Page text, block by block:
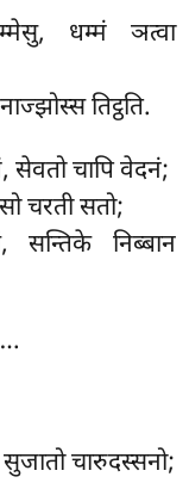
धम्मं ञत्वा
तिट्ठति.
सेवतो चापि वेदनं;
चरती सतो;
निब्बान
चारुदस्सनो;